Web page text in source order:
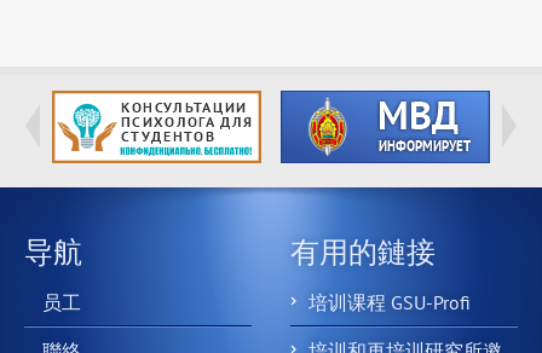
导航
员工
有用的鏈接
培训课程 GSU-Profi